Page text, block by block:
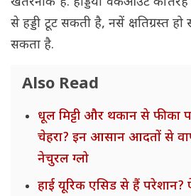
से हड्डी टूट सकती है, नसें क्षतिग्रस्त
सकता है.
Also Read
धूल मिट्टी और थकान से फीका
चेहरा? इन आसान आदतों से
नेचुरल ग्लो
हाई यूरिक एसिड से हैं